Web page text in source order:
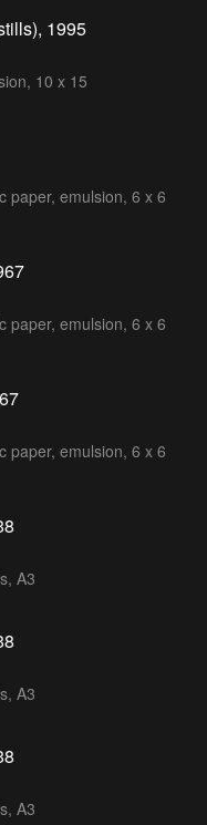
1995
10 x 15
paper, emulsion, 6 x 6
paper, emulsion, 6 x 6
paper, emulsion, 6 x 6
A3
A3
A3